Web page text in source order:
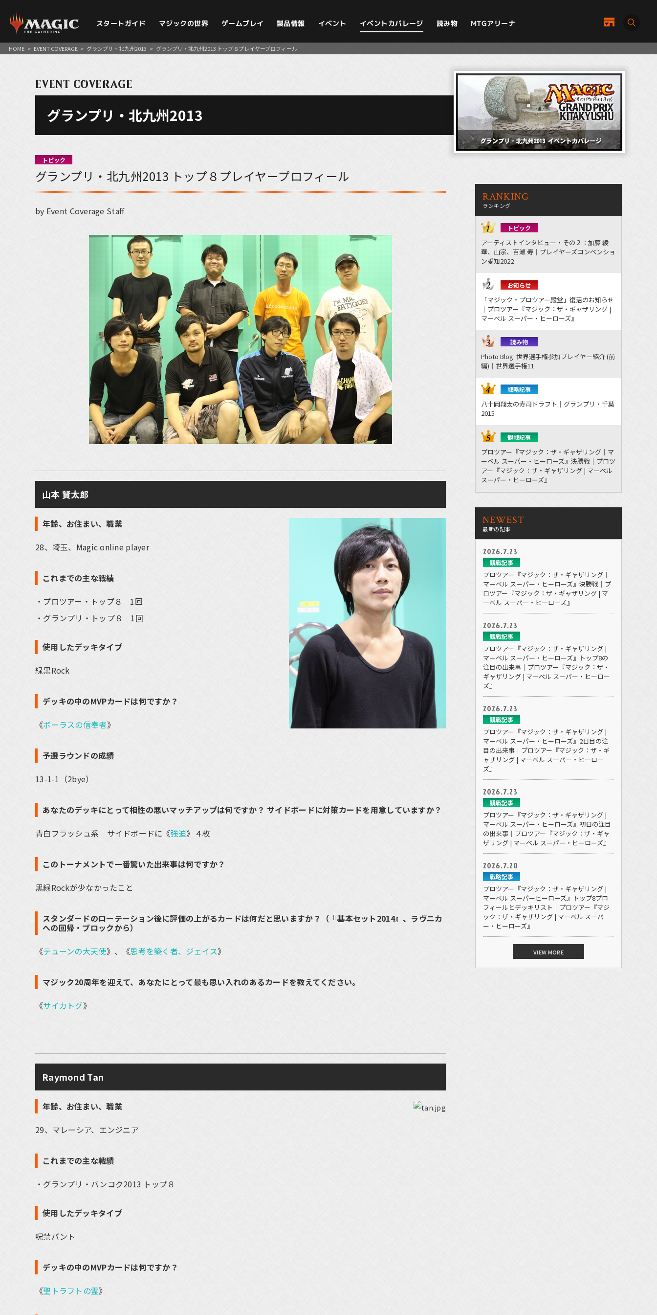
スタートガイド マジックの世界 ゲームプレイ 製品情報 イベント イベントカバレージ 読み物 MTGアリーナ
HOME > EVENT COVERAGE > グランプリ・北九州2013 > グランプリ・北九州2013 トップ８プレイヤープロフィール
EVENT COVERAGE
グランプリ・北九州2013
トピック
グランプリ・北九州2013 トップ８プレイヤープロフィール
by Event Coverage Staff
山本 賢太郎
年齢、お住まい、職業
28、埼玉、Magic online player
これまでの主な戦績
プロツアー・トップ８ 1回
グランプリ・トップ８ 1回
使用したデッキタイプ
緑黒Rock
デッキの中のMVPカードは何ですか？
《ボーラスの信奉者》
予選ラウンドの成績
13-1-1（2bye）
あなたのデッキにとって相性の悪いマッチアップは何ですか？ サイドボードに対策カードを用意していますか？
青白フラッシュ系 サイドボードに《強迫》４枚
このトーナメントで一番驚いた出来事は何ですか？
黒緑Rockが少なかったこと
スタンダードのローテーション後に評価の上がるカードは何だと思いますか？（『基本セット2014』、ラヴニカ
への回帰・ブロックから）
《テューンの大天使》、《思考を築く者、ジェイス》
マジック20周年を迎えて、あなたにとって最も思い入れのあるカードを教えてください。
《サイカトグ》
Raymond Tan
年齢、お住まい、職業
29、マレーシア、エンジニア
これまでの主な戦績
グランプリ・バンコク2013 トップ８
使用したデッキタイプ
呪禁バント
デッキの中のMVPカードは何ですか？
《聖トラフトの霊》
RANKING
ランキング
トピック
アーティストインタビュー・その２：加藤 綾
華、山宗、百瀬 寿｜プレイヤーズコンベンショ
ン愛知2022
お知らせ
「マジック・プロツアー殿堂」復活のお知らせ
｜プロツアー『マジック：ザ・ギャザリング |
マーベル スーパー・ヒーローズ』
読み物
Photo Blog: 世界選手権参加プレイヤー紹介 (前
編)｜世界選手権11
戦略記事
八十岡翔太の寿司ドラフト｜グランプリ・千葉
2015
観戦記事
プロツアー『マジック：ザ・ギャザリング｜マ
ーベル スーパー・ヒーローズ』決勝戦｜プロツ
アー『マジック：ザ・ギャザリング | マーベル
スーパー・ヒーローズ』
NEWEST
最新の記事
2026.7.23
観戦記事
プロツアー『マジック：ザ・ギャザリング｜
マーベル スーパー・ヒーローズ』決勝戦｜プ
ロツアー『マジック：ザ・ギャザリング | マ
ーベル スーパー・ヒーローズ』
2026.7.23
観戦記事
プロツアー『マジック：ザ・ギャザリング |
マーベル スーパー・ヒーローズ』トップ8の
注目の出来事｜プロツアー『マジック：ザ・
ギャザリング | マーベル スーパー・ヒーロー
ズ』
2026.7.23
観戦記事
プロツアー『マジック：ザ・ギャザリング |
マーベル スーパー・ヒーローズ』2日目の注
目の出来事｜プロツアー『マジック：ザ・ギ
ャザリング | マーベル スーパー・ヒーロー
ズ』
2026.7.23
観戦記事
プロツアー『マジック：ザ・ギャザリング |
マーベル スーパー・ヒーローズ』初日の注目
の出来事｜プロツアー『マジック：ザ・ギャ
ザリング | マーベル スーパー・ヒーローズ』
2026.7.20
戦略記事
プロツアー『マジック：ザ・ギャザリング |
マーベル スーパーヒーローズ』トップ8プロ
フィールとデッキリスト｜プロツアー『マジ
ック：ザ・ギャザリング | マーベル スーパ
ー・ヒーローズ』
VIEW MORE